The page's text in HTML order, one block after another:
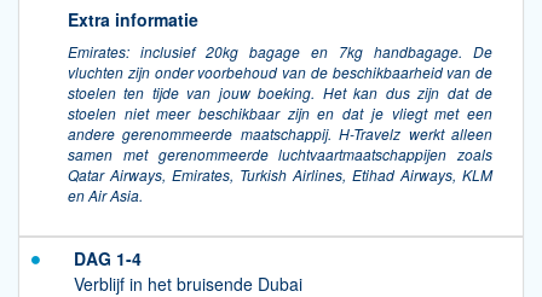
Extra informatie
Emirates: inclusief 20kg bagage en 7kg handbagage. De
vluchten zijn onder voorbehoud van de beschikbaarheid van de
stoelen ten tijde van jouw boeking. Het kan dus zijn dat de
stoelen niet meer beschikbaar zijn en dat je vliegt met een
andere gerenommeerde maatschappij. H-Travelz werkt alleen
samen met gerenommeerde luchtvaartmaatschappijen zoals
Qatar Airways, Emirates, Turkish Airlines, Etihad Airways, KLM
en Air Asia.
DAG 1-4
Verblijf in het bruisende Dubai